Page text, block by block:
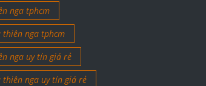
nga tphcm
nga tphcm
nga uy tín giá rẻ
nga uy tín giá rẻ